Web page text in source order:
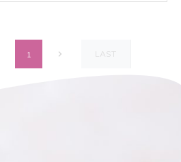
1 LAST